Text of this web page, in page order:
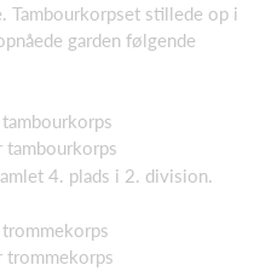
Tambourkorpset stillede op i
garden følgende
tambourkorps
4. plads i 2. division.
trommekorps